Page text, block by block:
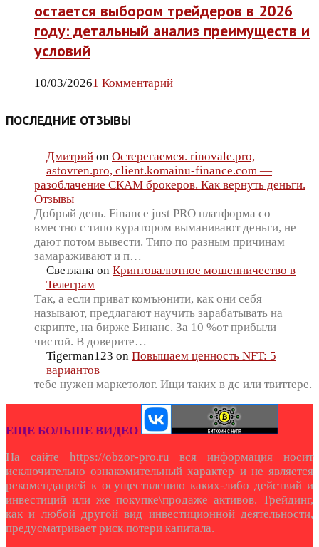
остается выбором трейдеров в 2026
году: детальный анализ преимуществ и
условий
10/03/20261 Комментарий
ПОСЛЕДНИЕ ОТЗЫВЫ
Дмитрий on Остерегаемся. rinovale.pro,
astovren.pro, client.komainu-finance.com —
разоблачение СКАМ брокеров. Как вернуть деньги.
Отзывы
Добрый день. Finance just PRO платформа со
вместно с типо куратором выманивают деньги, не
дают потом вывести. Типо по разным причинам
замараживают и п…
Светлана on Криптовалютное мошенничество в
Телеграм
Так, а если приват комъюнити, как они себя
называют, предлагают научить зарабатывать на
скрипте, на бирже Бинанс. За 10 %от прибыли
чистой. В доверите…
Tigerman123 on Повышаем ценность NFT: 5
вариантов
тебе нужен маркетолог. Ищи таких в дс или твиттере.
ЕЩЕ БОЛЬШЕ ВИДЕО
На сайте https://obzor-pro.ru вся информация носит
исключительно ознакомительный характер и не является
рекомендацией к осуществлению каких-либо действий и
инвестиций или же покупке\продаже активов. Трейдинг,
как и любой другой вид инвестиционной деятельности,
предусматривает риск потери капитала.